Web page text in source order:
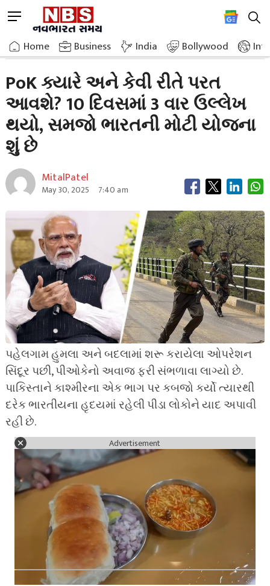
to
content
M
n
u
u
t
o
Home Business India Bollywood
Home»Breaking News»When And How Will Pok Return Mentioned 3 Times
PoK ક્યારે અને કેવી રીતે પરત
આવશે? 10 દિવસમાં 3 વાર ઉલ્લેખ
થયો, સમજો ભારતની મોટી યોજના
શું છે
MitalPatel
May 30, 2025 7:40 am
પહેલગામ હુમલા અને બદલામાં શરૂ કરાયેલા ઓપરેશન
સિંદૂર પછી, પીઓકેનો અવાજ ફરી સંભળાવા લાગ્યો છે.
પાકિસ્તાને કાશ્મીરના એક ભાગ પર કબજો કર્યો ત્યારથી
દરેક ભારતીયના હૃદયમાં રહેલી પીડા લોકોને યાદ અપાવી
રહી છે.
Advertisement